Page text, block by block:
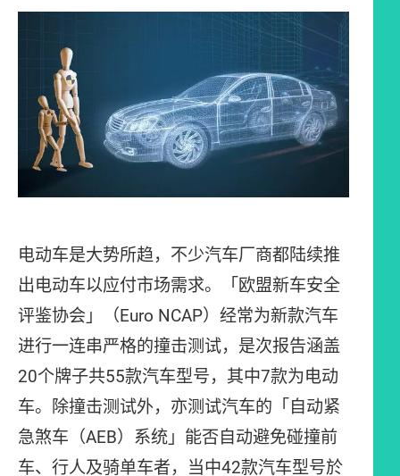
电动车是大势所趋，不少汽车厂商都陆续推
出电动车以应付市场需求。「欧盟新车安全
评鉴协会」（Euro NCAP）经常为新款汽车
进行一连串严格的撞击测试，是次报告涵盖
20个牌子共55款汽车型号，其中7款为电动
车。除撞击测试外，亦测试汽车的「自动紧
急煞车（AEB）系统」能否自动避免碰撞前
车、行人及骑单车者，当中42款汽车型号於